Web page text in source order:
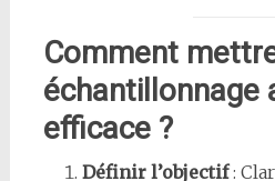
Comment
échantillonnage
efficace ?
Définir l’objectif: